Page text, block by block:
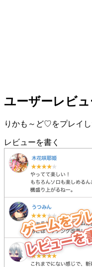
ユーザーレビュ
りかも～ど♡をプレイし
レビューを書く